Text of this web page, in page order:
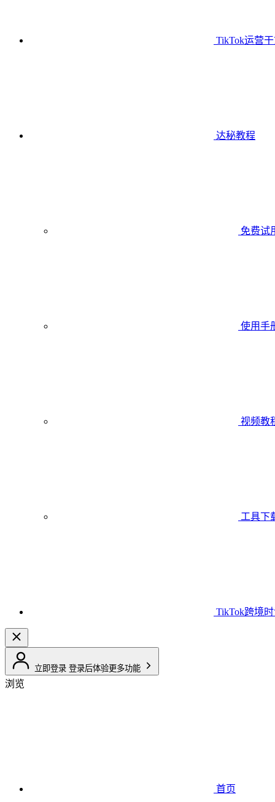
TikTok运营
达秘教程
免费试
使用手
视频教
工具下
TikTok跨境
立即登录 登录后体验更多功能
浏览
首页